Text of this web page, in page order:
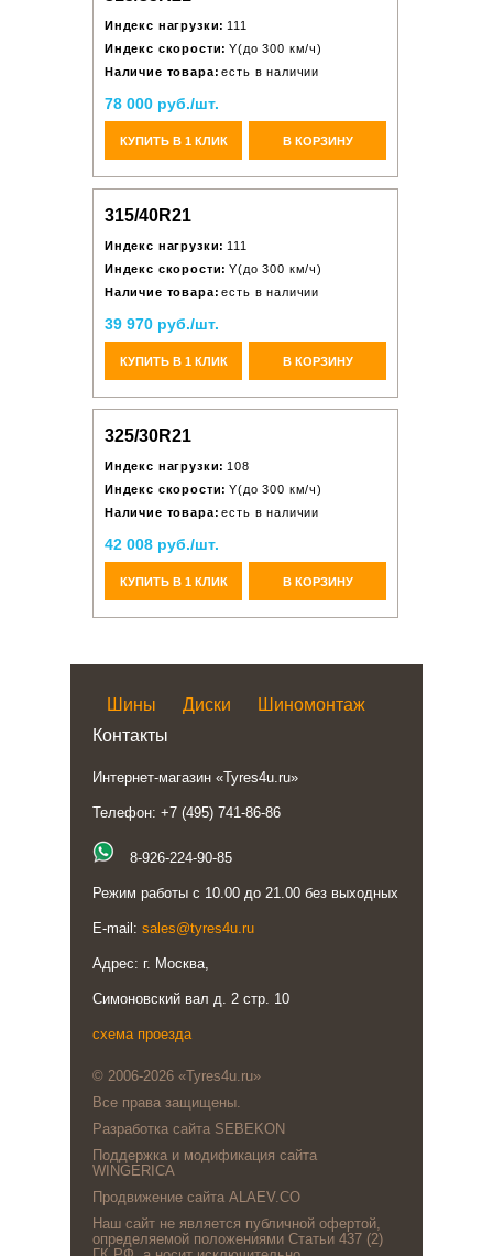
Индекс нагрузки: 111
Индекс скорости: Y(до 300 км/ч)
Наличие товара: есть в наличии
78 000 руб./шт.
КУПИТЬ В 1 КЛИК В КОРЗИНУ
315/40R21
Индекс нагрузки: 111
Индекс скорости: Y(до 300 км/ч)
Наличие товара: есть в наличии
39 970 руб./шт.
КУПИТЬ В 1 КЛИК В КОРЗИНУ
325/30R21
Индекс нагрузки: 108
Индекс скорости: Y(до 300 км/ч)
Наличие товара: есть в наличии
42 008 руб./шт.
КУПИТЬ В 1 КЛИК В КОРЗИНУ
Шины Диски
Шиномонтаж
Контакты
Интернет-магазин «Tyres4u.ru»
Телефон: +7 (495) 741-86-86
8-926-224-90-85
Режим работы с 10.00 до 21.00 без выходных
E-mail: sales@tyres4u.ru
Адрес: г. Москва,
Симоновский вал д. 2 стр. 10
схема проезда
© 2006-2026 «Tyres4u.ru»
Все права защищены.
Разработка сайта SEBEKON
Поддержка и модификация сайта
WINGERICA
Продвижение сайта ALAEV.CO
Наш сайт не является публичной офертой,
определяемой положениями Статьи 437 (2)